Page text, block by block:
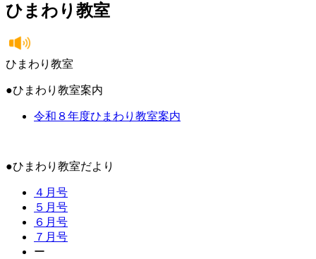
ひまわり教室
ひまわり教室
●ひまわり教室案内
令和８年度ひまわり教室案内
●ひまわり教室だより
４月号
５月号
６月号
７月号
ー